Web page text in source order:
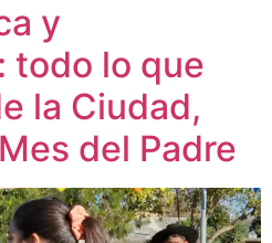
y
todo lo que
la Ciudad,
del Padre